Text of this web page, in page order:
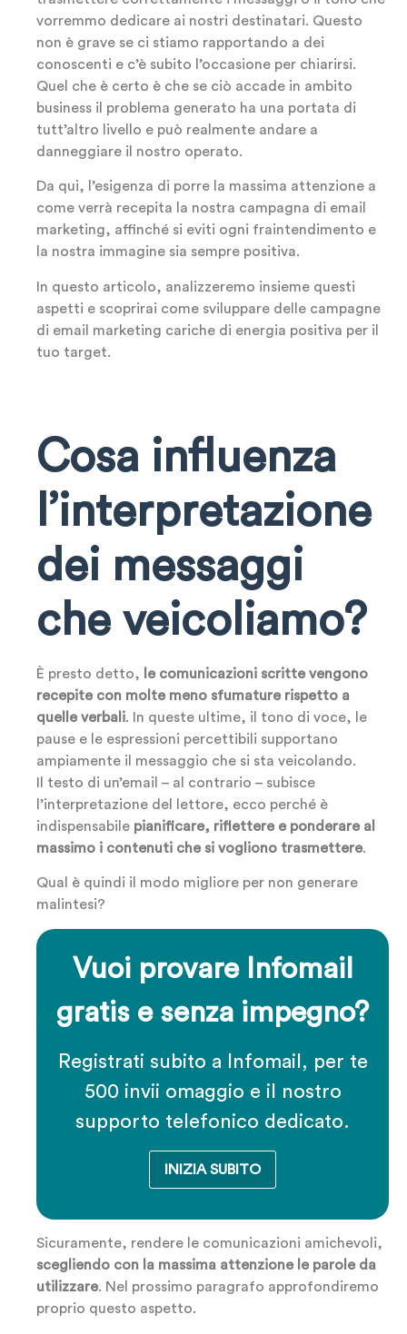
vorremmo dedicare ai nostri destinatari. Questo
non è grave se ci stiamo rapportando a dei
conoscenti e c’è subito l’occasione per chiarirsi.
Quel che è certo è che se ciò accade in ambito
business il problema generato ha una portata di
tutt’altro livello e può realmente andare a
danneggiare il nostro operato.
Da qui, l’esigenza di porre la massima attenzione a
come verrà recepita la nostra campagna di email
marketing, affinché si eviti ogni fraintendimento e
la nostra immagine sia sempre positiva.
In questo articolo, analizzeremo insieme questi
aspetti e scoprirai come sviluppare delle campagne
di email marketing cariche di energia positiva per il
tuo target.
Cosa influenza
l’interpretazione
dei messaggi
che veicoliamo?
È presto detto,
le comunicazioni scritte vengono
recepite con molte meno sfumature rispetto a
quelle verbali. In queste ultime, il tono di voce, le
pause e le espressioni percettibili supportano
ampiamente il messaggio che si sta veicolando.
Il testo di un’email – al contrario – subisce
l’interpretazione del lettore, ecco perché è
indispensabile pianificare, riflettere e ponderare al
massimo i contenuti che si vogliono trasmettere.
Qual è quindi il modo migliore per non generare
malintesi?
Vuoi provare Infomail
gratis e senza impegno?
Registrati subito a Infomail, per te
500 invii omaggio e il nostro
supporto telefonico dedicato.
INIZIA SUBITO
Sicuramente, rendere le comunicazioni amichevoli,
scegliendo con la massima attenzione le parole da
utilizzare. Nel prossimo paragrafo approfondiremo
proprio questo aspetto.